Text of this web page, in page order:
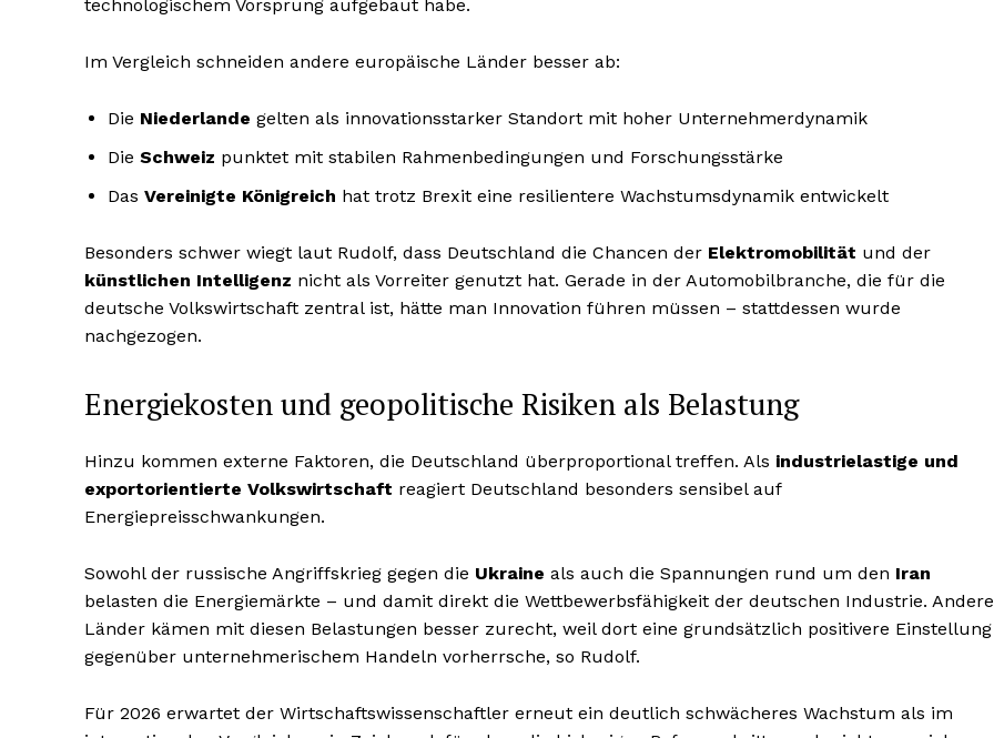
technologischem Vorsprung aufgebaut habe.
Im Vergleich schneiden andere europäische Länder besser ab:
Die Niederlande gelten als innovationsstarker Standort mit hoher Unternehmerdynamik
Die Schweiz punktet mit stabilen Rahmenbedingungen und Forschungsstärke
Das Vereinigte Königreich hat trotz Brexit eine resilientere Wachstumsdynamik entwickelt
Besonders schwer wiegt laut Rudolf, dass Deutschland die Chancen der Elektromobilität und der
künstlichen Intelligenz nicht als Vorreiter genutzt hat. Gerade in der Automobilbranche, die für die
deutsche Volkswirtschaft zentral ist, hätte man Innovation führen müssen – stattdessen wurde
nachgezogen.
Energiekosten und geopolitische Risiken als Belastung
Hinzu kommen externe Faktoren, die Deutschland überproportional treffen. Als industrielastige und
exportorientierte Volkswirtschaft reagiert Deutschland besonders sensibel auf
Energiepreisschwankungen.
Sowohl der russische Angriffskrieg gegen die Ukraine als auch die Spannungen rund um den Iran
belasten die Energiemärkte – und damit direkt die Wettbewerbsfähigkeit der deutschen Industrie. Andere
Länder kämen mit diesen Belastungen besser zurecht, weil dort eine grundsätzlich positivere Einstellung
gegenüber unternehmerischem Handeln vorherrsche, so Rudolf.
Für 2026 erwartet der Wirtschaftswissenschaftler erneut ein deutlich schwächeres Wachstum als im